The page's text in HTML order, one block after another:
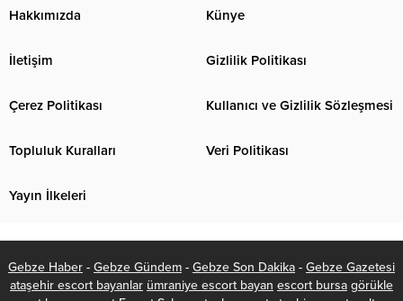
CHP Genel Başkanı Kemal
Belediye Başkanı Av. Fatma
attığı Ambarcı Mahallesi Tepebaşı
Merkez Camii’nde çalışmalar tüm
Hakkımızda Künye
İletişim Gizlilik Politikası
Çerez Politikası Kullanıcı ve Gizlilik Sözleşmesi
Topluluk Kuralları Veri Politikası
Yayın İlkeleri
Gebze Haber - Gebze Gündem - Gebze Son Dakika - Gebze Gazetesi
ataşehir escort bayanlar ümraniye escort bayan escort bursa görükle